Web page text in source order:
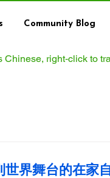
Community Blog
Chinese, right‑click to
世界舞台的在家